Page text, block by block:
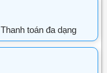
Thanh toán đa dạng